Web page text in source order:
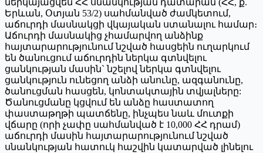
Երևան, Օտյան 53/2) սահմանված ժամկետում,
աճուրդի մասնակցի վկայական ստանալու համար։
Աճուրդի մասնակից չհամարվող անձինք
հայտարարությունում նշված հասցեին ուղարկում
են ծանուցում աճուրդին ներկա գտնվելու
ցանկության մասին` նշելով ներկա գտնվելու
ցանկություն ունեցող անձի անունը, ազգանունը,
ծանուցման հասցեն, կոնտակտային տվյալները:
Ծանուցմանը կցվում են անձը հաստատող
փաստաթղթի պատճենը, ինչպես նաև մուտքի
վճարը (որի չափը սահմանված է 10,000 ՀՀ դրամ)
աճուրդի մասին հայտարարությունում նշված
սնանկության հատուկ հաշվին կատարված լինելու